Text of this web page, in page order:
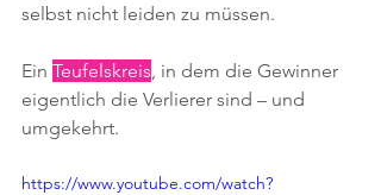
selbst nicht leiden zu müssen.
Ein Teufelskreis, in dem die Gewinner
eigentlich die Verlierer sind – und
umgekehrt.
https://www.youtube.com/watch?